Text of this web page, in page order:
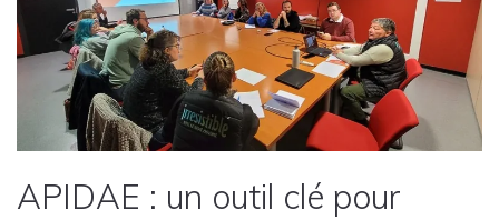
APIDAE : un outil clé pour